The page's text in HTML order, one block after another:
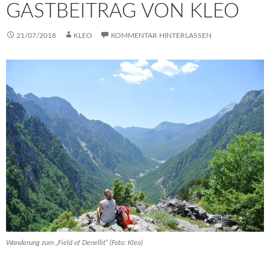
GASTBEITRAG VON KLEO
21/07/2018 KLEO KOMMENTAR HINTERLASSEN
Wanderung zum „Field of Denellit“ (Foto: Kleo)